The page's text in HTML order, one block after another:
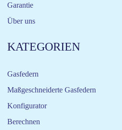
Garantie
Über uns
KATEGORIEN
Gasfedern
Maßgeschneiderte Gasfedern
Konfigurator
Berechnen